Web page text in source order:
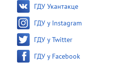
ГДУ Укантакце
ГДУ у Instagram
ГДУ у Twitter
ГДУ у Facebook